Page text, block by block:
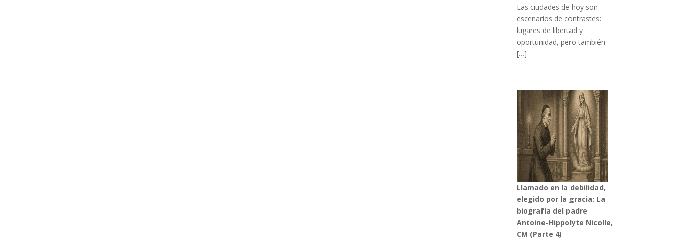
Las ciudades de hoy son
escenarios de contrastes:
lugares de libertad y
oportunidad, pero también
[…]
Llamado en la debilidad,
elegido por la gracia: La
biografía del padre
Antoine-Hippolyte Nicolle,
CM (Parte 4)